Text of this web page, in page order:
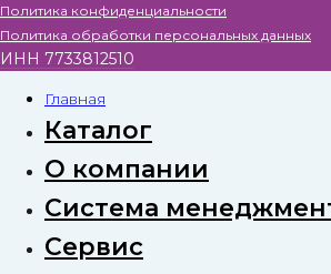
Политика конфиденциальности
Политика обработки персональных данных
ИНН 7733812510
Главная
Каталог
О компании
Система
Сервис